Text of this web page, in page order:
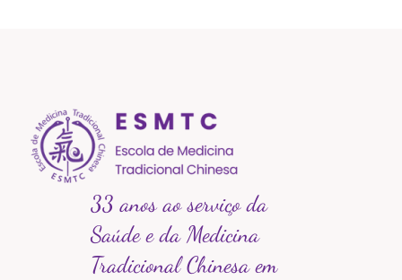
33 anos ao serviço da
Saúde e da Medicina
Tradicional Chinesa em